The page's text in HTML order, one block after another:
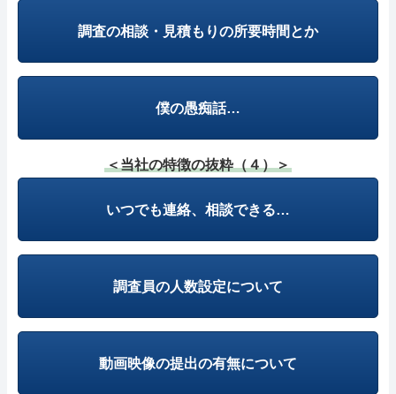
調査の相談・見積もりの所要時間とか
僕の愚痴話…
＜当社の特徴の抜粋（４）＞
いつでも連絡、相談できる…
調査員の人数設定について
動画映像の提出の有無について